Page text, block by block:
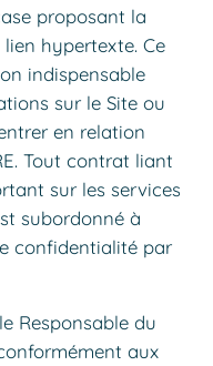
proposant la
hypertexte. Ce
indispensable
sur le Site ou
en relation
Tout contrat liant
sur les services
subordonné à
confidentialité par
Responsable du
aux